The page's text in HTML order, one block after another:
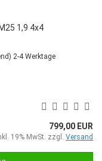
1,9 4x4
2-4 Werktage
799,00 EUR
19% MwSt. zzgl. Versand